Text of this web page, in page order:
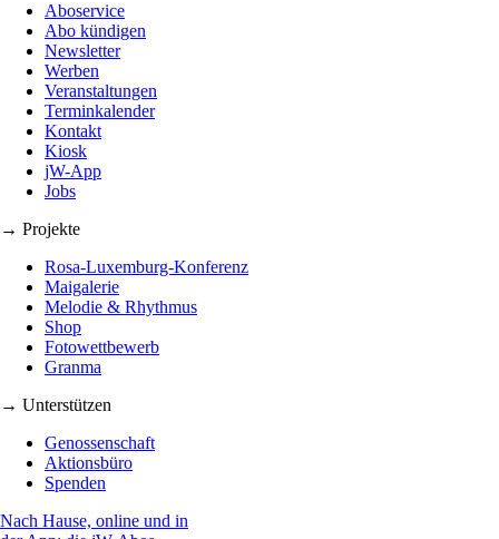
Aboservice
Abo kündigen
Newsletter
Werben
Veranstaltungen
Terminkalender
Kontakt
Kiosk
jW-App
Jobs
→ Projekte
Rosa-Luxemburg-Konferenz
Maigalerie
Melodie & Rhythmus
Shop
Fotowettbewerb
Granma
→ Unterstützen
Genossenschaft
Aktionsbüro
Spenden
Nach Hause, online und in